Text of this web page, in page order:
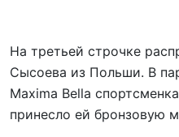
На третьей строчке
Сысоева из Польши. В
Maxima Bella
принесло ей бронзовую